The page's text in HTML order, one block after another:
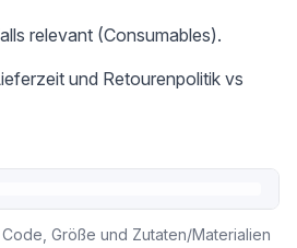
relevant (Consumables).
und Retourenpolitik vs
Größe und Zutaten/Materialien